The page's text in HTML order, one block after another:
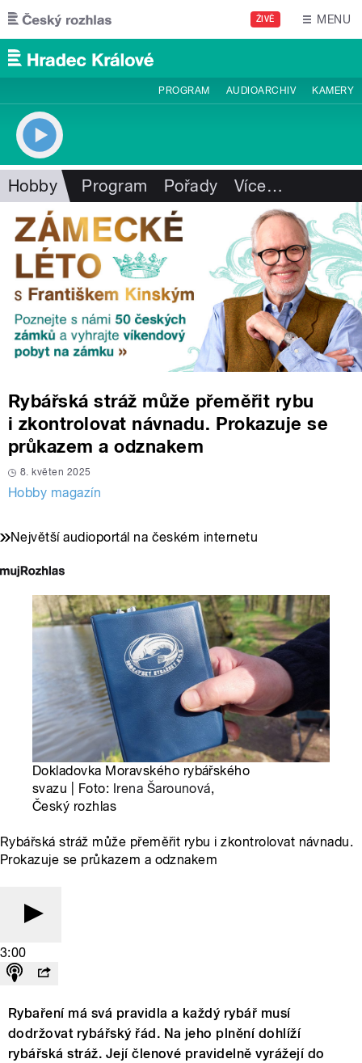
Přejít k hlavnímu obsahu
ŽIVĚ MENU
PROGRAM AUDIOARCHIV KAMERY
Hobby Program Pořady Více…
Rybářská stráž může přeměřit rybu
i zkontrolovat návnadu. Prokazuje se
průkazem a odznakem
8. květen 2025
Hobby magazín
Největší audioportál na českém internetu
Dokladovka Moravského rybářského
svazu | Foto: Irena Šarounová,
Český rozhlas
Rybářská stráž může přeměřit rybu i zkontrolovat návnadu.
Prokazuje se průkazem a odznakem
3:00
Rybaření má svá pravidla a každý rybář musí
dodržovat rybářský řád. Na jeho plnění dohlíží
rybářská stráž. Její členové pravidelně vyrážejí do